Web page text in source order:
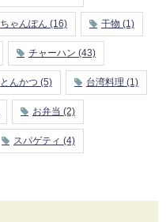
ちゃんぽん (16) 干物 (1)
チャーハン (43)
とんかつ (5) 台湾料理 (1)
お弁当 (2)
スパゲティ (4)